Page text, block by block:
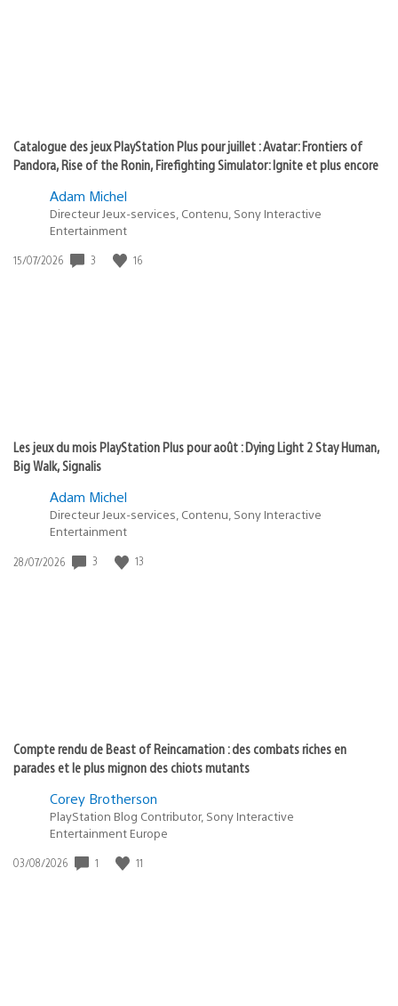
Catalogue des jeux PlayStation Plus pour juillet : Avatar: Frontiers of
Pandora, Rise of the Ronin, Firefighting Simulator: Ignite et plus encore
Adam Michel
Directeur Jeux-services, Contenu, Sony Interactive
Entertainment
Date
15/07/2026 3 16
Les jeux du mois PlayStation Plus pour août : Dying Light 2 Stay Human,
Big Walk, Signalis
Adam Michel
Directeur Jeux-services, Contenu, Sony Interactive
Entertainment
Date
28/07/2026 3 13
Compte rendu de Beast of Reincarnation : des combats riches en
parades et le plus mignon des chiots mutants
Corey Brotherson
PlayStation Blog Contributor, Sony Interactive
Entertainment Europe
Date
03/08/2026 1 11